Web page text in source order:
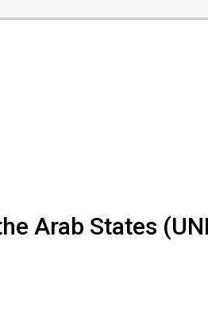
Arab States